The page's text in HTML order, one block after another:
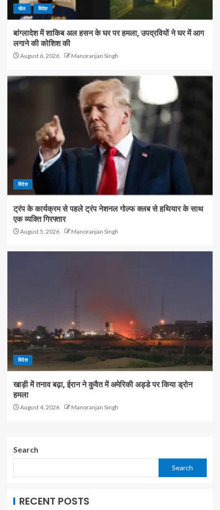
खेल विदेश
बांग्लादेश में शाकिब अल हसन के घर पर हमला, उपद्रवियों ने घर में आग
लगाने की कोशिश की
August 6, 2026 Manoranjan Singh
विदेश
ट्रंप के कार्यक्रम से पहले ट्रंप नेशनल गोल्फ क्लब से हथियार के साथ
एक व्यक्ति गिरफ्तार
August 5, 2026 Manoranjan Singh
विदेश
खाड़ी में तनाव बढ़ा, ईरान ने कुवैत में अमेरिकी अड्डे पर किया ड्रोन
हमला
August 4, 2026 Manoranjan Singh
Search
Search
RECENT POSTS